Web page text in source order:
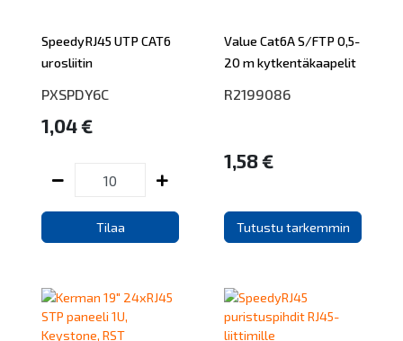
SpeedyRJ45 UTP CAT6
urosliitin
PXSPDY6C
1,04 €
Tilaa
Value Cat6A S/FTP 0,5-
20 m kytkentäkaapelit
R2199086
1,58 €
Tutustu tarkemmin